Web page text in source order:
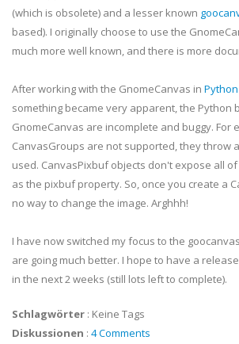
(which is obsolete) and a lesser known
based). I originally choose to use the
much more well known, and there is more
After working with the GnomeCanvas in Python
something became very apparent, the Python
GnomeCanvas are incomplete and buggy. For
CanvasGroups are not supported, they throw
used. CanvasPixbufobjects don't expose all
as the pixbufproperty. So, once you create a
no way to change the image. Arghhh!
I have now switched my focus to the goocanvas
are going much better. I hope to have a
in the next 2 weeks (still lots left to complete).
Schlagwörter : Keine Tags
Diskussionen : 4 Comments